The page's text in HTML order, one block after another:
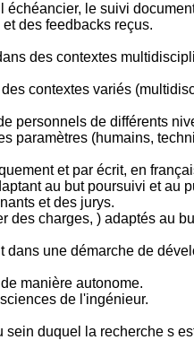
échéancier, le suivi
des feedbacks reçus.
des contextes
contextes variés
personnels de différents
paramètres (humains,
et par écrit, en
au but poursuivi et au
et des jurys.
des charges, ) adaptés au
une démarche de
manière autonome.
de l'ingénieur.
sein duquel la recherche s